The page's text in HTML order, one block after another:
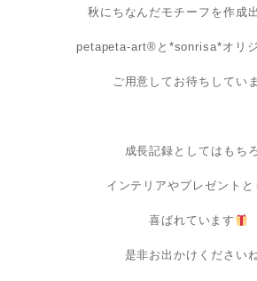
秋にちなんだモチーフを作成
petapeta-art®︎と*sonrisa*オリ
ご用意してお待ちしていま
成長記録としてはもち
インテリアやプレゼントと
喜ばれています
是非お出かけください